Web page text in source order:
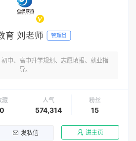
育 刘老师 管理员
中、高中升学规划、志愿填报、就业指
导。
藏
0
人气
574,314
粉丝
15
发私信 进主页